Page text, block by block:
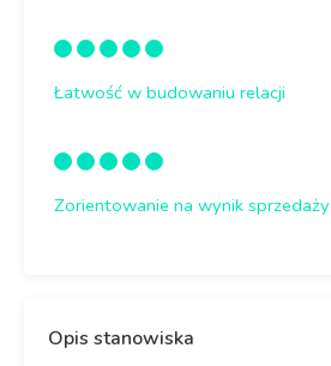
Łatwość w budowaniu relacji
Zorientowanie na wynik sprzedaży
Opis stanowiska